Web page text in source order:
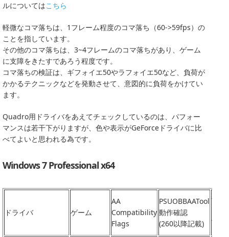
ルについてはこちら
軽微なコマ落ちは、1フレーム程度のコマ落ち（60->59fps）の
ことを指しています。
その他のコマ落ちは、3~4フレームのコマ落ちがあり、ゲーム
に支障をきたすであろう程度です。
コマ落ちの検証は、ギフォイエ50やラフォイエ50など、負荷が
かかるテクニックなどを発動させて、意図的に負荷をかけてい
ます。
Quadro用ドライバをあえてチェックしているのは、パフォー
マンスは若干下がりますが、色や表示がGeForceドライバに比
べてよいと思われる為です。
Windows 7 Professional x64
ドライバ ゲーム
AA
Compatibility
Flags
PSUOBBAATool
動作確認
(260以降記載)
対応
バー